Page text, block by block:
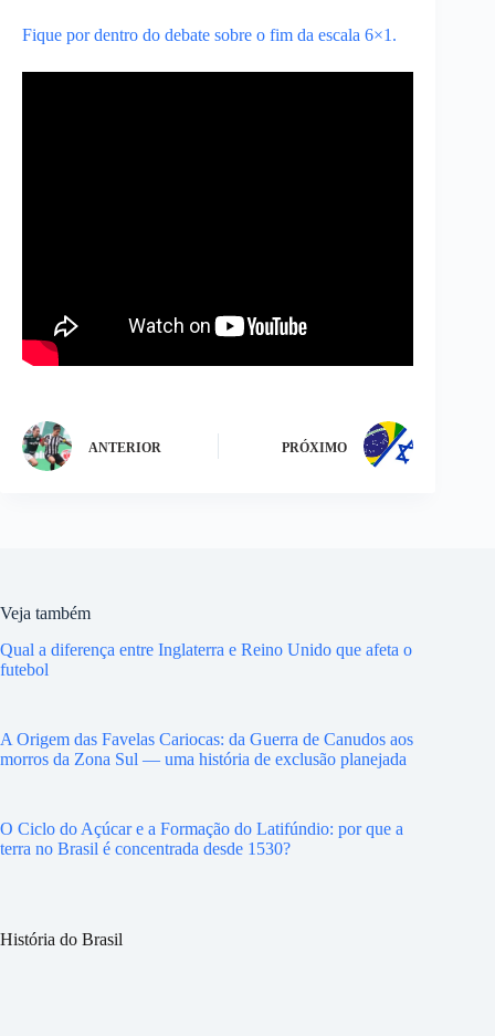
Fique por dentro do debate sobre o fim da escala 6×1.
ANTERIOR PRÓXIMO
Veja também
Qual a diferença entre Inglaterra e Reino Unido que afeta o
futebol
A Origem das Favelas Cariocas: da Guerra de Canudos aos
morros da Zona Sul — uma história de exclusão planejada
O Ciclo do Açúcar e a Formação do Latifúndio: por que a
terra no Brasil é concentrada desde 1530?
História do Brasil